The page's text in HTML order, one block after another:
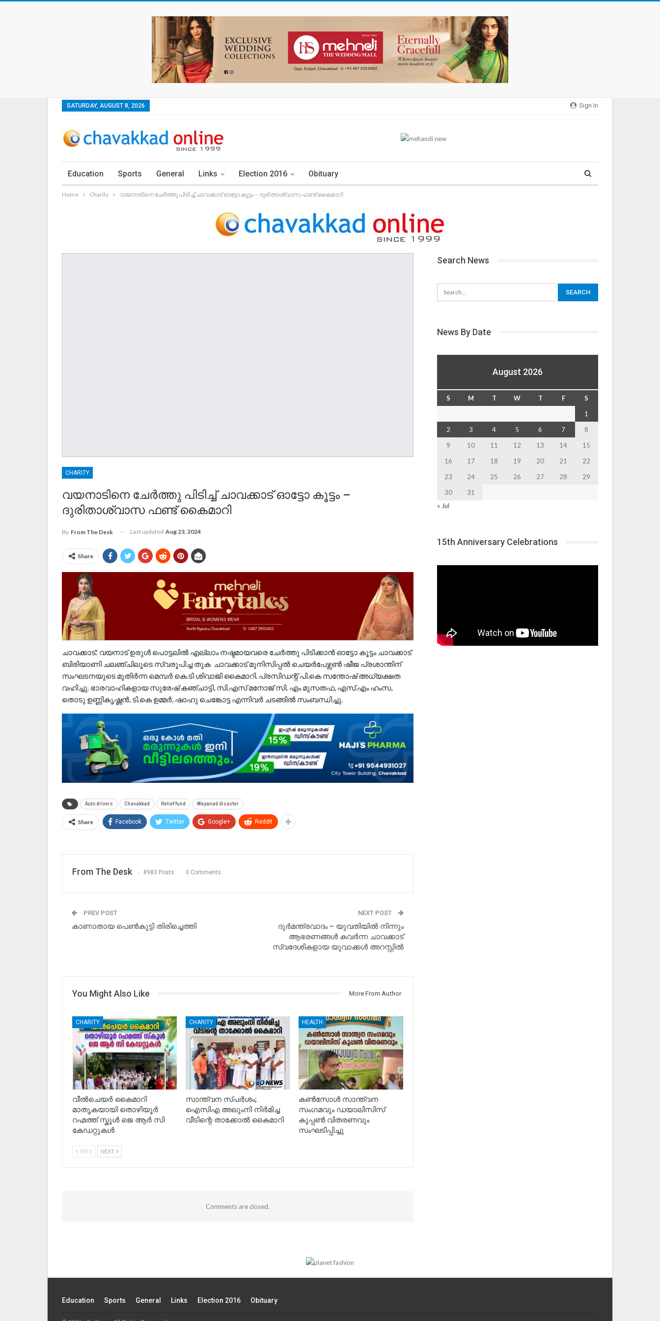
Sign In
SATURDAY, AUGUST 8, 2026
Education Sports General Links Election 2016 Obituary
Home Charity വയനാടിനെ ചേർത്തു പിടിച്ച് ചാവക്കാട് ഓട്ടോ കൂട്ടം – ദുരിതാശ്വാസ ഫണ്ട്‌ കൈമാറി
CHARITY
വയനാടിനെ ചേർത്തു പിടിച്ച് ചാവക്കാട് ഓട്ടോ കൂട്ടം –
ദുരിതാശ്വാസ ഫണ്ട്‌ കൈമാറി
By From The Desk Last updated Aug 23, 2024
Share
ചാവക്കാട്: വയനാട് ഉരുൾ പൊട്ടലിൽ എല്ലാം നഷ്ടമായവരെ ചേർത്തു പിടിക്കാൻ ഓട്ടോ കൂട്ടം ചാവക്കാട്
ബിരിയാണി ചലഞ്ചിലൂടെ സ്വരൂപിച്ച തുക ചാവക്കാട് മുനിസിപ്പൽ ചെയർപേഴ്സൺ ഷീജ പ്രശാന്തിന്
സംഘടനയുടെ മുതിർന്ന മെമ്പർ കെ.ടി ശിവാജി കൈമാറി. പ്രസിഡന്റ് പി.കെ സന്തോഷ് അധ്യക്ഷത
വഹിച്ചു. ഭാരവാഹികളായ സുരേഷ് കഞ്ചാട്ടി, സി.എസ് മനോജ് സി. എം മുസതഫ, എസ്.എം ഹംസ,
തൊടു ഉണ്ണികൃഷ്ണൻ, ടി.കെ ഉമ്മർ, ഷാഹു ചെങ്കോട്ട എന്നിവർ ചടങ്ങിൽ സംബന്ധിച്ചു.
Auto drivers Chavakkad Relief fund Wayanad disaster
Share Facebook Twitter Google+ ReddIt
From The Desk 8983 Posts 0 Comments
PREV POST
കാണാതായ പെൺകുട്ടി തിരിച്ചെത്തി
NEXT POST
ദുർമന്ത്രവാദം – യുവതിയിൽ നിന്നും
ആഭരണങ്ങൾ കവർന്ന ചാവക്കാട്
സ്വദേശികളായ യുവാക്കൾ അറസ്റ്റിൽ
You Might Also Like More From Author
CHARITY
വീൽചെയർ കൈമാറി
മാതൃകയായി തൊഴിയൂർ
റഹ്മത്ത് സ്കൂൾ ജെ ആർ സി
കേഡറ്റുകൾ
CHARITY
സാന്ത്വന സ്പർശം;
ഐസിഎ അലുംനി നിർമിച്ച
വീടിന്റെ താക്കോൽ കൈമാറി
HEALTH
കൺസോൾ സാന്ത്വന
സംഗമവും ഡയാലിസിസ്
കൂപ്പൺ വിതരണവും
സംഘടിപ്പിച്ചു
PREV NEXT
Comments are closed.
Search News
News By Date
August 2026
S M T W T F
S
1
2
3 4 5 6 7
8
9
10 11 12 13 14
15
16
17 18 19 20 21
22
23
24 25 26 27 28
29
30
31
« Jul
15th Anniversary Celebrations
Education Sports General Links Election 2016 Obituary